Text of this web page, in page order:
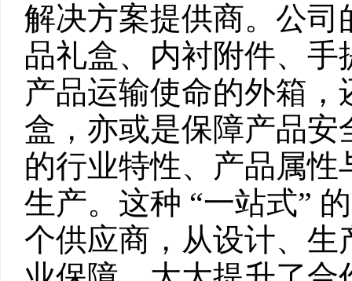
解决方案提供商。公
品礼盒、内衬附件、
产品运输使命的外箱
盒，亦或是保障产品
的行业特性、产品属
生产。这种 “一站式”
个供应商，从设计、